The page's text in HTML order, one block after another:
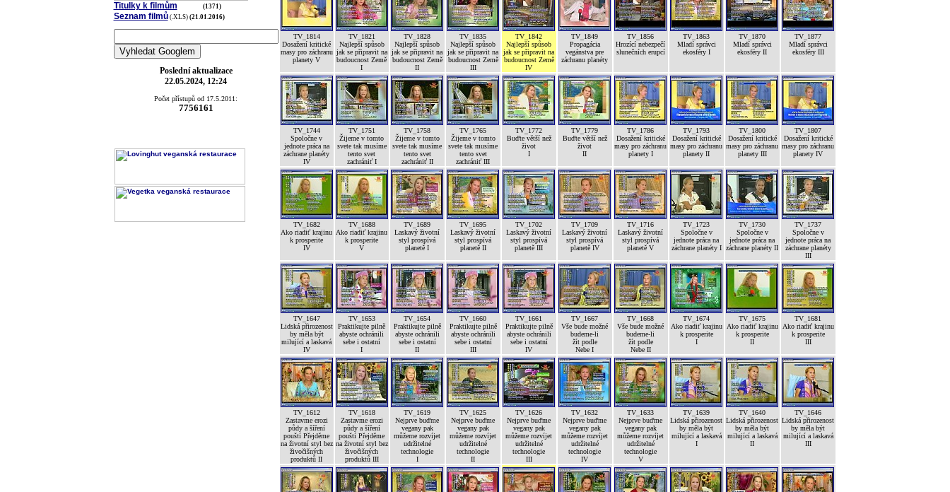
Titulky k filmům (1371)
Seznam filmů (.XLS) (21.01.2016)
Poslední aktualizace
22.05.2024, 12:24
Počet přístupů od 17.5.2011:
7756161
TV_1814
Dosažení kritické
masy pro záchranu
planety V
TV_1821
Najlepší spůsob
jak se připravit na
budoucnost Země
I
TV_1828
Najlepší spůsob
jak se připravit na
budoucnost Země
II
TV_1835
Najlepší spůsob
jak se připravit na
budoucnost Země
III
TV_1842
Najlepší spůsob
jak se připravit na
budoucnost Země
IV
TV_1849
Propagácia
vegánstva pre
záchranu planéty
TV_1856
Hrozící nebezpečí
slunečních erupcí
TV_1863
Mladí správci
ekosféry I
TV_1870
Mladí správci
ekosféry II
TV_1877
Mladí správci
ekosféry III
TV_1744
Spoločne v
jednote práca na
záchrane planéty
IV
TV_1751
Žijeme v tomto
svete tak musíme
tento svet
zachrániť I
TV_1758
Žijeme v tomto
svete tak musíme
tento svet
zachrániť II
TV_1765
Žijeme v tomto
svete tak musíme
tento svet
zachrániť III
TV_1772
Buďte větší než
život
I
TV_1779
Buďte větší než
život
II
TV_1786
Dosažení kritické
masy pro záchranu
planety I
TV_1793
Dosažení kritické
masy pro záchranu
planety II
TV_1800
Dosažení kritické
masy pro záchranu
planety III
TV_1807
Dosažení kritické
masy pro záchranu
planety IV
TV_1682
Ako riadiť krajinu
k prosperite
IV
TV_1688
Ako riadiť krajinu
k prosperite
V
TV_1689
Laskavý životní
styl prospívá
planetě I
TV_1695
Laskavý životní
styl prospívá
planetě II
TV_1702
Laskavý životní
styl prospívá
planetě III
TV_1709
Laskavý životní
styl prospívá
planetě IV
TV_1716
Laskavý životní
styl prospívá
planetě V
TV_1723
Spoločne v
jednote práca na
záchrane planéty I
TV_1730
Spoločne v
jednote práca na
záchrane planéty II
TV_1737
Spoločne v
jednote práca na
záchrane planéty
III
TV_1647
Lidská přirozenost
by měla být
milující a laskavá
IV
TV_1653
Praktikujte pilně
abyste ochránili
sebe i ostatní
I
TV_1654
Praktikujte pilně
abyste ochránili
sebe i ostatní
II
TV_1660
Praktikujte pilně
abyste ochránili
sebe i ostatní
III
TV_1661
Praktikujte pilně
abyste ochránili
sebe i ostatní
IV
TV_1667
Vše bude možné
budeme-li
žít podle
Nebe I
TV_1668
Vše bude možné
budeme-li
žít podle
Nebe II
TV_1674
Ako riadiť krajinu
k prosperite
I
TV_1675
Ako riadiť krajinu
k prosperite
II
TV_1681
Ako riadiť krajinu
k prosperite
III
TV_1612
Zastavme erozi
půdy a šíření
pouští Přejděme
na životní styl bez
živočišných
produktů II
TV_1618
Zastavme erozi
půdy a šíření
pouští Přejděme
na životní styl bez
živočišných
produktů III
TV_1619
Nejprve buďme
vegany pak
můžeme rozvíjet
udržitelné
technologie
I
TV_1625
Nejprve buďme
vegany pak
můžeme rozvíjet
udržitelné
technologie
II
TV_1626
Nejprve buďme
vegany pak
můžeme rozvíjet
udržitelné
technologie
III
TV_1632
Nejprve buďme
vegany pak
můžeme rozvíjet
udržitelné
technologie
IV
TV_1633
Nejprve buďme
vegany pak
můžeme rozvíjet
udržitelné
technologie
V
TV_1639
Lidská přirozenost
by měla být
milující a laskavá
I
TV_1640
Lidská přirozenost
by měla být
milující a laskavá
II
TV_1646
Lidská přirozenost
by měla být
milující a laskavá
III